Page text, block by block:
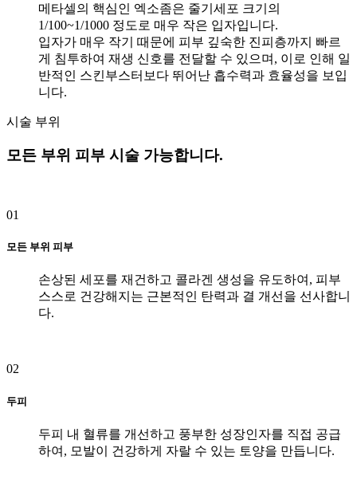
메타셀의 핵심인 엑소좀은 줄기세포 크기의
1/100~1/1000 정도로 매우 작은 입자입니다.
입자가 매우 작기 때문에 피부 깊숙한 진피층까지 빠르
게 침투하여 재생 신호를 전달할 수 있으며, 이로 인해 일
반적인 스킨부스터보다 뛰어난 흡수력과 효율성을 보입
니다.
시술 부위
모든 부위 피부 시술 가능합니다.
01
모든 부위 피부
손상된 세포를 재건하고 콜라겐 생성을 유도하여, 피부
스스로 건강해지는 근본적인 탄력과 결 개선을 선사합니
다.
02
두피
두피 내 혈류를 개선하고 풍부한 성장인자를 직접 공급
하여, 모발이 건강하게 자랄 수 있는 토양을 만듭니다.